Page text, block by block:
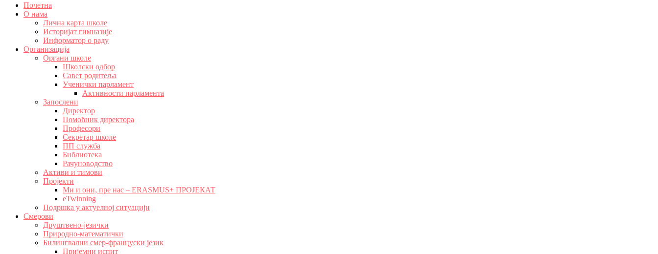
Почетна
О нама
Лична карта школе
Историјат гимназије
Информатор о раду
Организација
Органи школе
Школски одбор
Савет родитеља
Ученички парламент
Активности парламента
Запослени
Директор
Помоћник директора
Професори
Секретар школе
ПП служба
Библиотека
Рачуноводство
Активи и тимови
Пројекти
Ми и они, пре нас – ERASMUS+ ПРОЈЕКАТ
eTwinning
Подршка у актуелној ситуацији
Смерови
Друштвено-језички
Природно-математички
Билингвални смер-француски језик
Пријемни испит